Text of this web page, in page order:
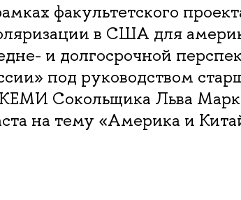
факультетского
в США для
и долгосрочной
под руководством
Сокольщика Льва
на тему «Америка и